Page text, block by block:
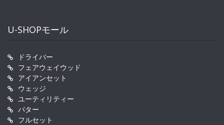
U-SHOPモール
ドライバー
フェアウェイウッド
アイアンセット
ウェッジ
ユーティリティー
パター
フルセット